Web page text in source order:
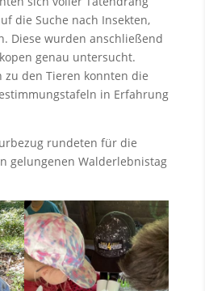
die Suche nach Insekten,
Diese wurden anschließend
genau untersucht.
den Tieren konnten die
in Erfahrung
rundeten für die
gelungenen Walderlebnistag